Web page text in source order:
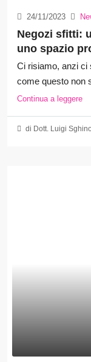
24/11/2023
Negozi sfitti:
uno spazio
Ci risiamo, anzi ci
come questo non
Continua a leggere
di Dott. Luigi